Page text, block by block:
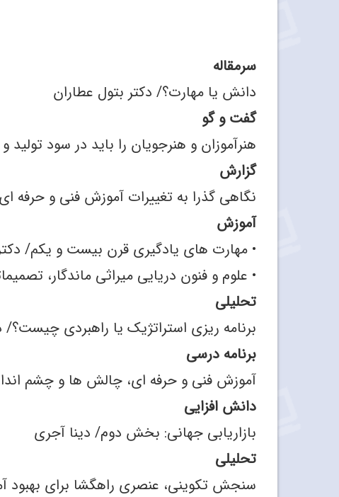
سرمقاله
دانش یا مهارت؟/ دکتر بتول عطاران
گفت‌ و گو
هنرآموزان و هنرجویان را باید در سود
گزارش
نگاهی گذرا به تغییرات آموزش فنی‌ و
آموزش
• مهارت‌ های یادگیری قرن بیست‌ و یکم/
• علوم و فنون دریایی میراثی ماندگار،
تحلیلی
برنامه‌ ریزی استراتژیک یا راهبردی
برنامه درسی
آموزش فنی‌ و حرفه‌ ای، چالش‌ ها و چشم‌
دانش افزایی
بازاریابی جهانی: بخش دوم/ دینا آجری
تحلیلی
سنجش تکوینی، عنصری راهگشا برای بهبود